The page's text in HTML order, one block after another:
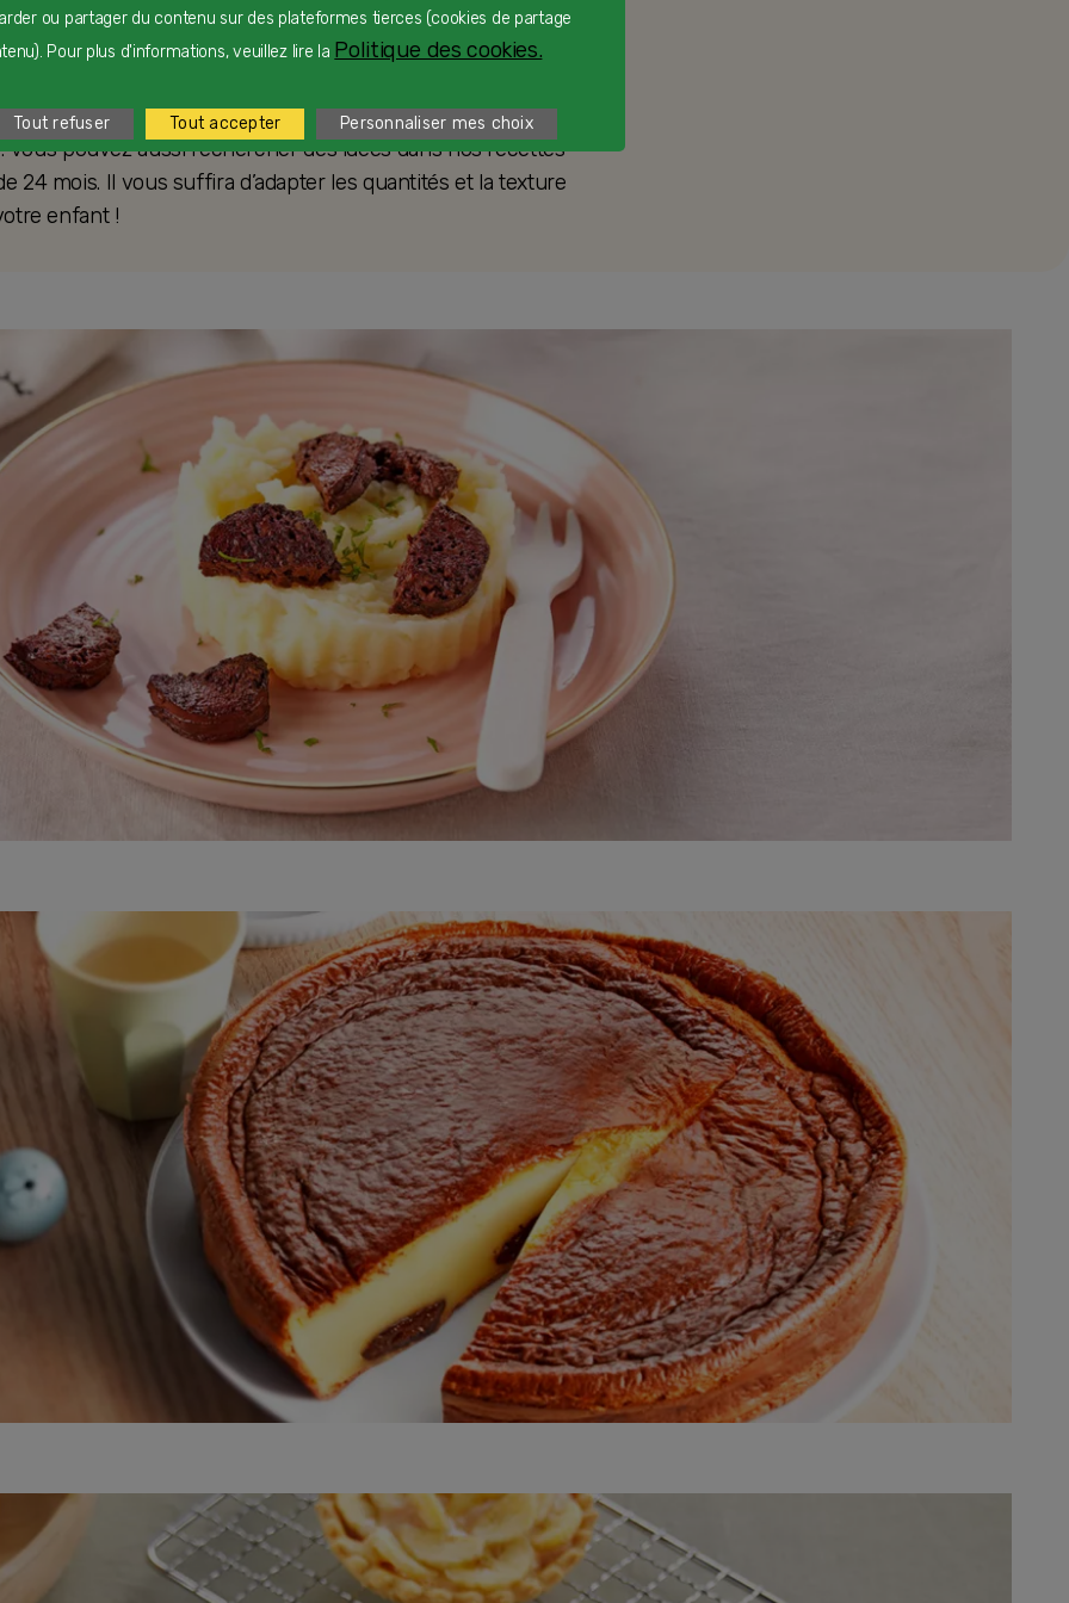
de far aux pruneaux
pouvez aussi rechercher des idées dans nos recettes
24 mois. Il vous suffira d’adapter les quantités et la texture
enfant !
ou partager du contenu sur des plateformes tierces (cookies de partage
Pour plus d'informations, veuillez lire la Politique des cookies.
Tout refuser Tout accepter Personnaliser mes choix